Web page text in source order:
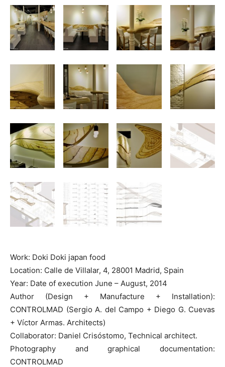
Work: Doki Doki japan food
Location: Calle de Villalar, 4, 28001 Madrid, Spain
Year: Date of execution June – August, 2014
Author (Design + Manufacture + Installation):
CONTROLMAD (Sergio A. del Campo + Diego G. Cuevas
+ Víctor Armas. Architects)
Collaborator: Daniel Crisóstomo, Technical architect.
Photography and graphical documentation:
CONTROLMAD